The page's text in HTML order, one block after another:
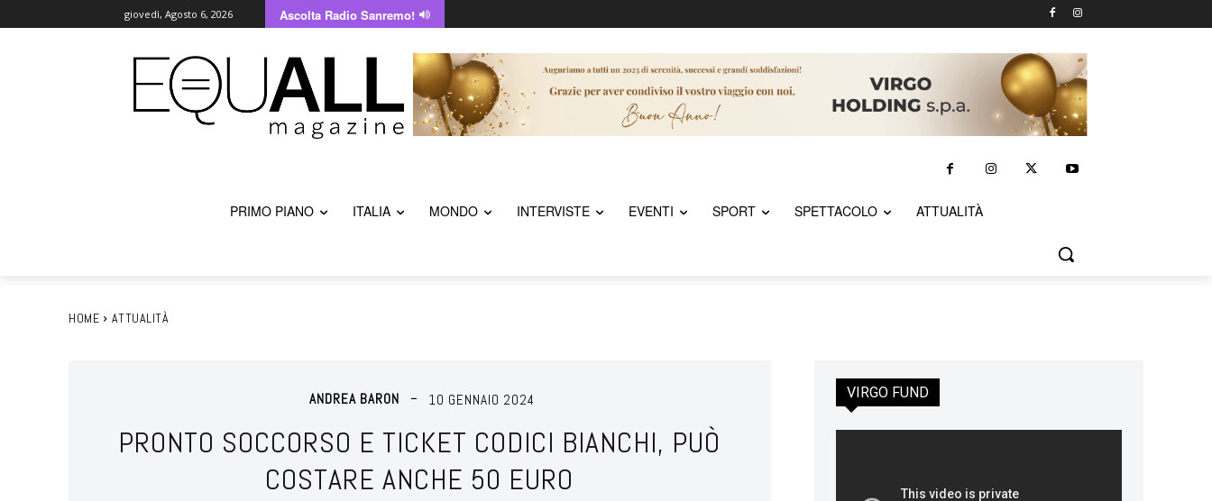
giovedì, Agosto 6, 2026 Ascolta Radio Sanremo!
PRIMO PIANO ITALIA MONDO INTERVISTE EVENTI SPORT SPETTACOLO ATTUALITÀ
HOME ATTUALITÀ
ANDREA BARON 10 GENNAIO 2024
PRONTO SOCCORSO E TICKET CODICI BIANCHI, PUÒ
COSTARE ANCHE 50 EURO
VIRGO FUND